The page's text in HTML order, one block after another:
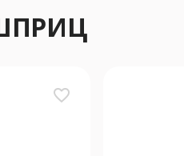
favorite_border